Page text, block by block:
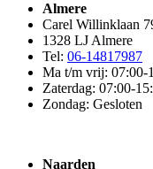
Almere
Carel Willinklaan
1328 LJ Almere
Tel: 06-14817987
Ma t/m vrij: 07:00-
Zaterdag: 07:00-
Zondag: Gesloten
Naarden